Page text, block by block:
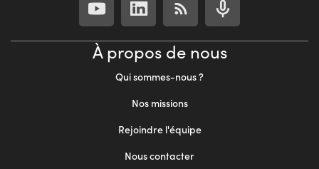
À propos de nous
Qui sommes-nous ?
Nos missions
Rejoindre l'équipe
Nous contacter